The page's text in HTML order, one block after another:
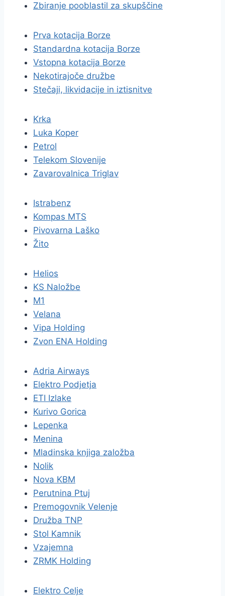
Zbiranje pooblastil za skupščine
Prva kotacija Borze
Standardna kotacija Borze
Vstopna kotacija Borze
Nekotirajoče družbe
Stečaji, likvidacije in iztisnitve
Krka
Luka Koper
Petrol
Telekom Slovenije
Zavarovalnica Triglav
Istrabenz
Kompas MTS
Pivovarna Laško
Žito
Helios
KS Naložbe
M1
Velana
Vipa Holding
Zvon ENA Holding
Adria Airways
Elektro Podjetja
ETI Izlake
Kurivo Gorica
Lepenka
Menina
Mladinska knjiga založba
Nolik
Nova KBM
Perutnina Ptuj
Premogovnik Velenje
Družba TNP
Stol Kamnik
Vzajemna
ZRMK Holding
Elektro Celje